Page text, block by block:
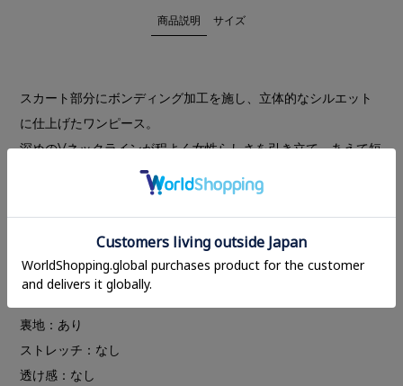
商品説明 サイズ
スカート部分にボンディング加工を施し、立体的なシルエット
に仕上げたワンピース。
深めのVネックラインが程よく女性らしさを引き立て、あえて短
めの丈にすることで、ボリュームがありながらも軽やかな印象
で幅広いスタイリングが楽しめるモードな一着です。
裏地：あり
ストレッチ：なし
透け感：なし